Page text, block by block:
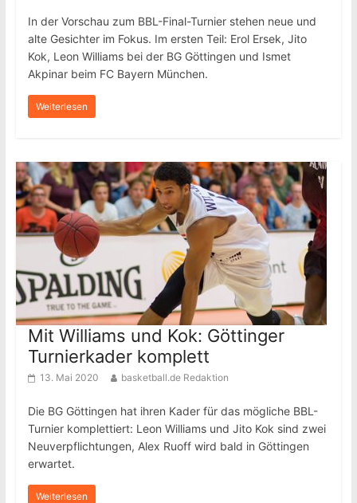
In der Vorschau zum BBL-Final-Turnier stehen neue und
alte Gesichter im Fokus. Im ersten Teil: Erol Ersek, Jito
Kok, Leon Williams bei der BG Göttingen und Ismet
Akpinar beim FC Bayern München.
Weiterlesen
Mit Williams und Kok: Göttinger
Turnierkader komplett
13. Mai 2020 basketball.de Redaktion
Die BG Göttingen hat ihren Kader für das mögliche BBL-
Turnier komplettiert: Leon Williams und Jito Kok sind zwei
Neuverpflichtungen, Alex Ruoff wird bald in Göttingen
erwartet.
Weiterlesen